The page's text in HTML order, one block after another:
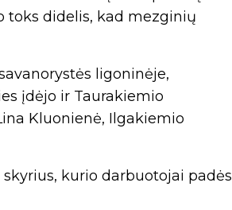
toks didelis, kad mezginių
ligoninėje,
įdėjo ir Taurakiemio
Kluonienė, Ilgakiemio
kurio darbuotojai padės